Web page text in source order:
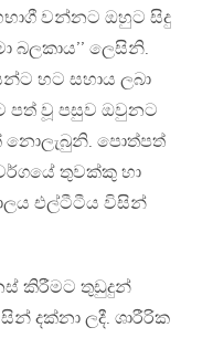
වන්නට ඔහුට සිදු
බලකාය’’ ලෙසිනි.
හට සහාය ලබා
පත් වූ පසුව ඔවුනට
නොලැබුනි. පොත්පත්
තුවක්කු හා
එල්ටීටීය විසින්
කිරීමට තුඩුදුන්
දක්නා ලදී. ශාරීරික